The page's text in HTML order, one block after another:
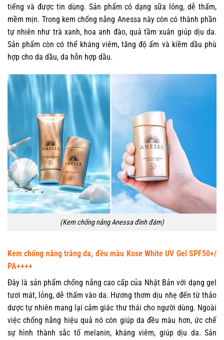
tiếng và được tin dùng. Sản phẩm có dạng sữa lỏng, dễ thấm,
mềm mịn. Trong kem chống nắng Anessa này còn có thành phần
tự nhiên như trà xanh, hoa anh đào, quả tầm xuân giúp dịu da.
Sản phẩm còn có thể kháng viêm, tăng độ ẩm và kiềm dầu phù
hợp cho da dầu, da hỗn hợp dầu.
(Kem chống nắng Anessa đình đám)
Kem chống nắng trắng da, đều màu Kose White UV Gel SPF50+/
PA++++
Đây là sản phẩm chống nắng cao cấp của Nhật Bản với dạng gel
tươi mát, lỏng, dễ thấm vào da. Hương thơm dịu nhẹ đến từ thảo
dược tự nhiên mang lại cảm giác thư thái cho người dùng. Ngoài
việc chống nắng hiệu quả nó còn giúp da đều màu hơn, ức chế
sự hình thành sắc tố melanin, kháng viêm, giúp dịu da. Sản